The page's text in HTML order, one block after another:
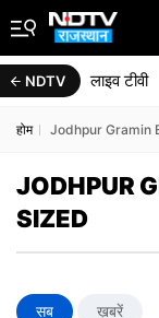
NDTV लाइव टीवी
होम Jodhpur Gramin
JODHPUR
SIZED
सब ख़बरें